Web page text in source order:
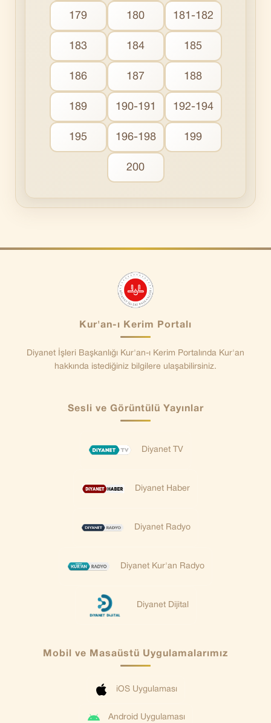
179 180 181-182
183 184 185
186 187 188
189 190-191 192-194
195 196-198 199
200
Kur'an-ı Kerim Portalı
Diyanet İşleri Başkanlığı Kur'an-ı Kerim Portalında Kur'an
hakkında istediğiniz bilgilere ulaşabilirsiniz.
Sesli ve Görüntülü Yayınlar
Diyanet TV
Diyanet Haber
Diyanet Radyo
Diyanet Kur'an Radyo
Diyanet Dijital
Mobil ve Masaüstü Uygulamalarımız
iOS Uygulaması
Android Uygulaması